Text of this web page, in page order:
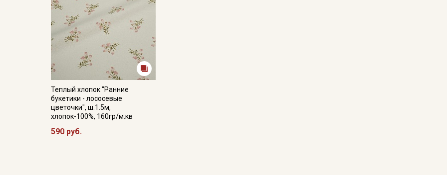
Теплый хлопок "Ранние
букетики - лососевые
цветочки", ш.1.5м,
хлопок-100%, 160гр/м.кв
590 руб.